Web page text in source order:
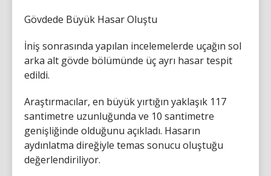
Gövdede Büyük Hasar Oluştu
İniş sonrasında yapılan incelemelerde uçağın sol
arka alt gövde bölümünde üç ayrı hasar tespit
edildi.
Araştırmacılar, en büyük yırtığın yaklaşık 117
santimetre uzunluğunda ve 10 santimetre
genişliğinde olduğunu açıkladı. Hasarın
aydınlatma direğiyle temas sonucu oluştuğu
değerlendiriliyor.